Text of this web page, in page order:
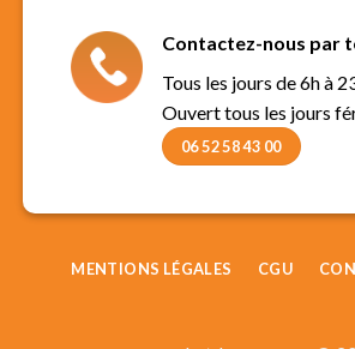
Contactez-nous par
Tous les jours de 6h à
Ouvert tous les jours
06 52 58 43 00
MENTIONS LÉGALES CGU